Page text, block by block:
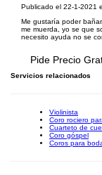
Publicado el 22-1-2021
Me gustaría poder
me muerda, yo se que
necesito ayuda no se
Pide Precio
Servicios relacionados
Violinista
Coro rociero
Cuarteto de
Coro góspel
Coros para